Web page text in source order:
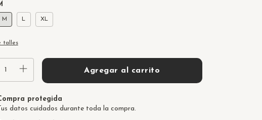
M L XL
talles
protegida
datos cuidados durante toda la compra.